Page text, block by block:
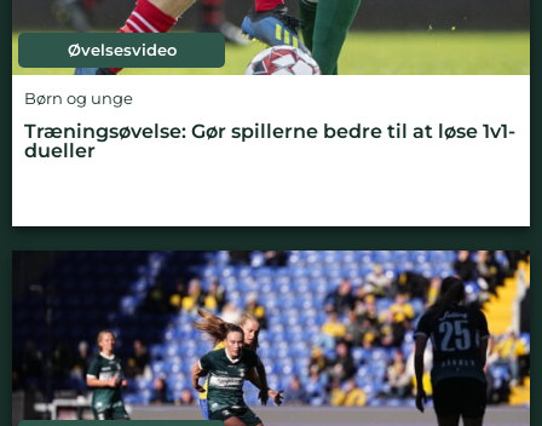
Øvelsesvideo
Børn og unge
Træningsøvelse: Gør spillerne bedre til at løse 1v1-
dueller